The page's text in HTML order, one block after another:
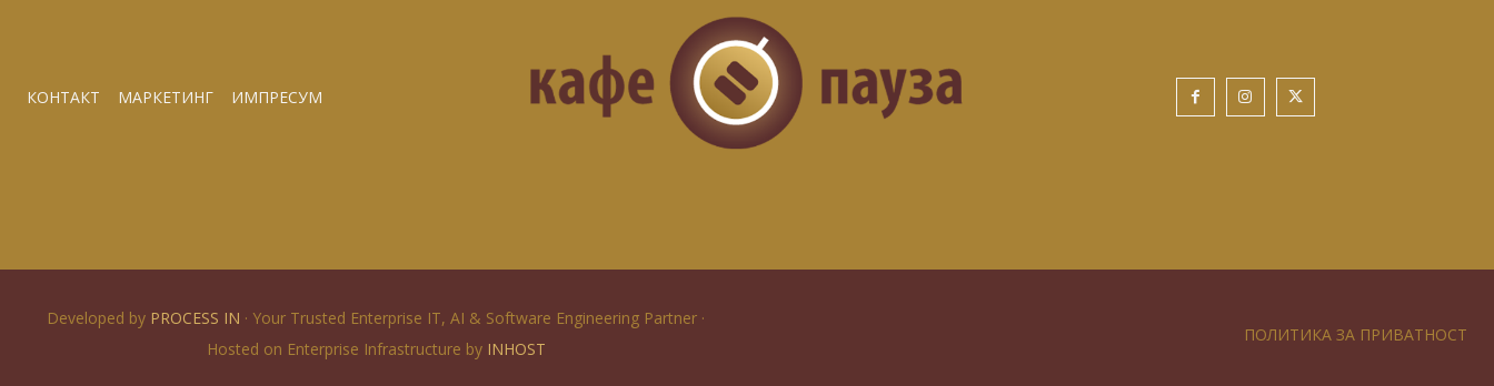
КОНТАКТ МАРКЕТИНГ ИМПРЕСУМ
Developed by PROCESS IN · Your Trusted Enterprise IT, AI & Software Engineering Partner ·
Hosted on Enterprise Infrastructure by INHOST
ПОЛИТИКА ЗА ПРИВАТНОСТ